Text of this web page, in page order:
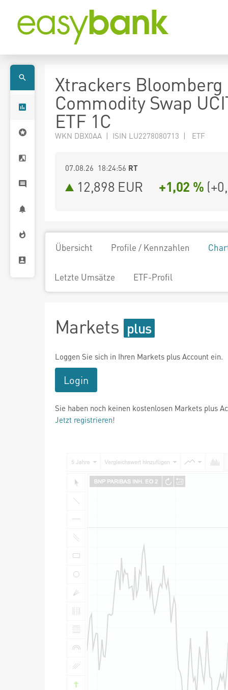
Xtrackers Bloomberg
Commodity Swap
ETF 1C
WKN DBX0AA | ISIN LU2278080713 | ETF
07.08.26 18:24:56 RT
12,898 EUR +1,02 % (
Übersicht Profile / Kennzahlen
Letzte Umsätze ETF-Profil
Markets
Loggen Sie sich in Ihren Markets plus Account ein.
Login
Sie haben noch keinen kostenlosen Markets plus
Jetzt registrieren!